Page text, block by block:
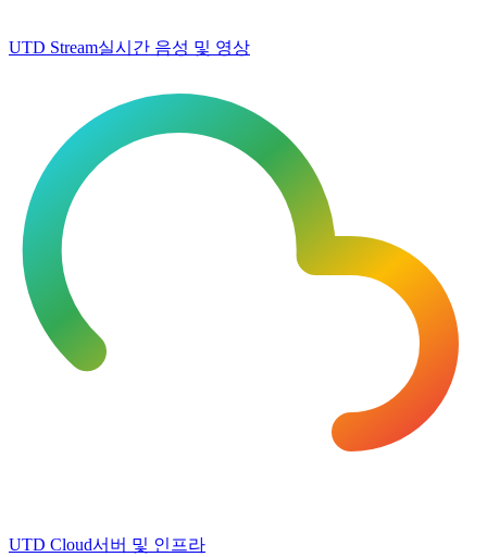
UTD Stream실시간 음성 및 영상
UTD Cloud서버 및 인프라